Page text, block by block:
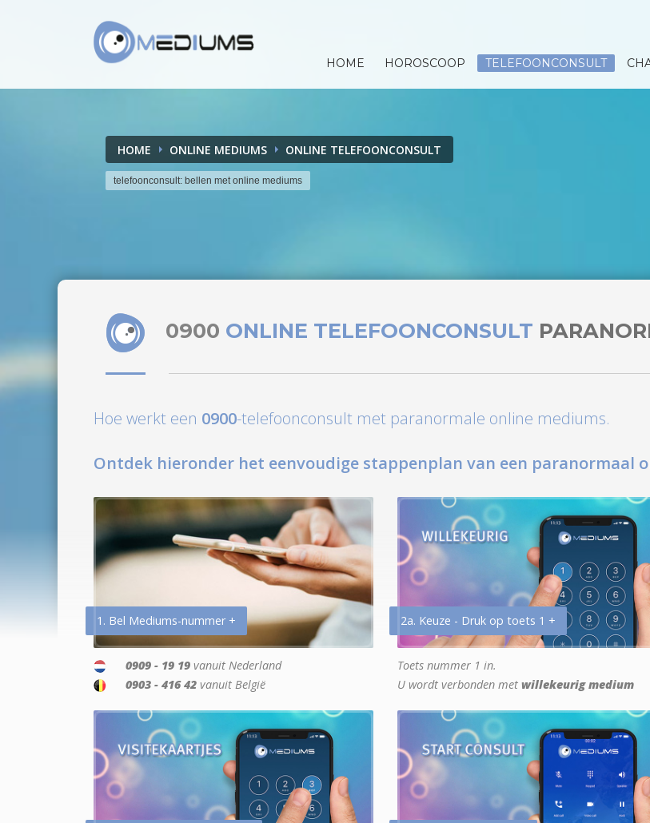
HOME HOROSCOOP TELEFOONCONSULT
HOME ONLINE MEDIUMS ONLINE TELEFOONCONSULT
telefoonconsult: bellen met online mediums
0900 ONLINE TELEFOONCONSULT
Hoe werkt een 0900-telefoonconsult met paranormale online mediums.
Ontdek hieronder het eenvoudige stappenplan van een paranormaal
1. Bel Mediums-nummer +
0909 - 19 19 vanuit Nederland
0903 - 416 42 vanuit België
2a. Keuze - Druk op toets 1 +
Toets nummer 1 in.
U wordt verbonden met willekeurig medium